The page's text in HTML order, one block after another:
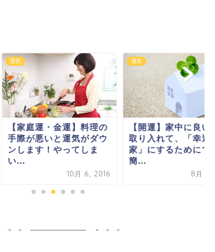
運気
【家庭運・金運】料理の
手際が悪いと運気がダウ
ンします！やってしま
い...
10月 6, 2016
運気
【開運】家中に良い
取り入れて、「幸運
家」にするためにで
簡...
8月 3,